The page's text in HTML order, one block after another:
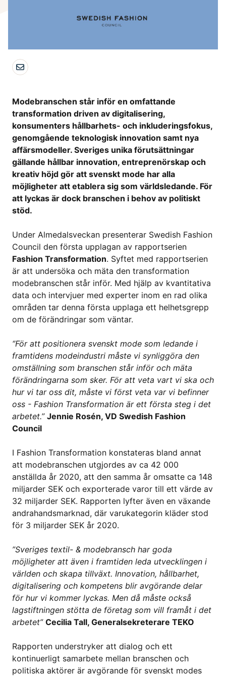
Modebranschen står inför en omfattande
transformation driven av digitalisering,
konsumenters hållbarhets- och inkluderingsfokus,
genomgående teknologisk innovation samt nya
affärsmodeller. Sveriges unika förutsättningar
gällande hållbar innovation, entreprenörskap och
kreativ höjd gör att svenskt mode har alla
möjligheter att etablera sig som världsledande. För
att lyckas är dock branschen i behov av politiskt
stöd.
Under Almedalsveckan presenterar Swedish Fashion
Council den första upplagan av rapportserien
Fashion Transformation. Syftet med rapportserien
är att undersöka och mäta den transformation
modebranschen står inför. Med hjälp av kvantitativa
data och intervjuer med experter inom en rad olika
områden tar denna första upplaga ett helhetsgrepp
om de förändringar som väntar.
‘’För att positionera svenskt mode som ledande i
framtidens modeindustri måste vi synliggöra den
omställning som branschen står införoch mäta
förändringarna som sker. För att veta vart vi ska och
hur vi tar oss dit, måste vi först veta var vi befinner
oss - Fashion Transformation är ett första steg i det
arbetet.’’ Jennie Rosén, VD Swedish Fashion
Council
I Fashion Transformation konstateras bland annat
att modebranschen utgjordes av ca 42 000
anställda år 2020, att den samma år omsatte ca 148
miljarder SEK och exporterade varor till ett värde av
32 miljarder SEK. Rapporten lyfter även en växande
andrahandsmarknad, där varukategorin kläder stod
för 3 miljarder SEK år 2020.
”Sveriges textil- & modebransch har goda
möjligheter att även i framtiden leda utvecklingen i
världen och skapa tillväxt. Innovation, hållbarhet,
digitalisering och kompetens blir avgörande delar
för hur vi kommer lyckas. Men då måste också
lagstiftningen stötta de företag som vill framåt i det
arbetet” Cecilia Tall, Generalsekreterare TEKO
Rapporten understryker att dialog och ett
kontinuerligt samarbete mellan branschen och
politiska aktörer är avgörande för svenskt modes